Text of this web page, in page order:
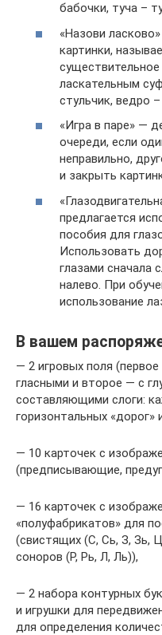
бабочки, туча –
«Назови
картинки,
ласкательным
стульчик, ведро
«Игра в паре» —
очереди, если
неправильно,
и закрыть
предлагается
пособия для
Использовать
глазами сначала
налево. При
использование
В вашем
— 2 игровых поля
гласными и второе — с
составляющими слоги:
горизонтальных «дорог»
— 10 карточек с
(предписывающие,
— 16 карточек с
«полуфабрикатов» для
(свистящих (С, Сь, З,
соноров (Р, Рь, Л, Ль)),
— 2 набора контурных
и игрушки для
для определения